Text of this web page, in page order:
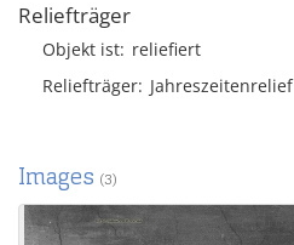
Reliefträger
Objekt ist reliefiert
Reliefträger Jahreszeitenrelief
Images (3)